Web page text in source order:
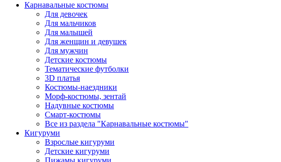
Карнавальные костюмы
Для девочек
Для мальчиков
Для малышей
Для женщин и девушек
Для мужчин
Детские костюмы
Тематические футболки
3D платья
Костюмы-наездники
Морф-костюмы, зентай
Надувные костюмы
Смарт-костюмы
Все из раздела "Карнавальные костюмы"
Кигуруми
Взрослые кигуруми
Детские кигуруми
Пижамы кигуруми